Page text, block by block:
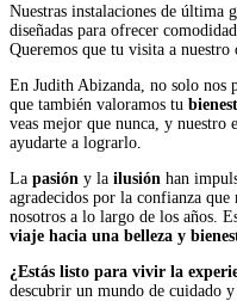
Nuestras instalaciones de última
diseñadas para ofrecer
Queremos que tu visita a nuestro
En Judith Abizanda, no solo nos
que también valoramos tu
veas mejor que nunca, y nuestro
ayudarte a lograrlo.
La pasión y la ilusión han
agradecidos por la confianza que
nosotros a lo largo de los años.
viaje hacia una belleza y
¿Estás listo para vivir la
descubrir un mundo de cuidado